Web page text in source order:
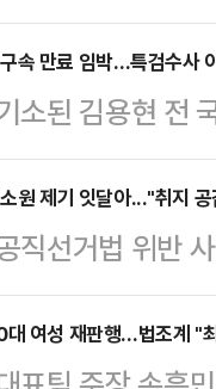
관련 범죄가
에서 비대면 온
수록 높아지는
나 영장 청구만
진되고 있어 마
공감하나 검찰
력…
속 만료 임박…특검수
소된 김용현 전
. 김 전 장관 외
에선 재판이 오
만기가 임박한
라고 분석했다.
될 가능성이 존
원 제기 잇달아..."취지
직선거법 위반
을 규정한 헌법
이 잇달아 제기
여성 재판행…법조계 "